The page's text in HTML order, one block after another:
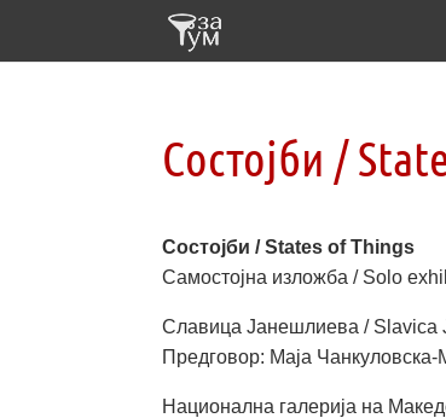
Состојби /
Состојби / States of Things
Самостојна изложба / Solo
Славица Јанешлиева / Slavica
Предговор: Маја Чанкуловска-
Национална галерија на